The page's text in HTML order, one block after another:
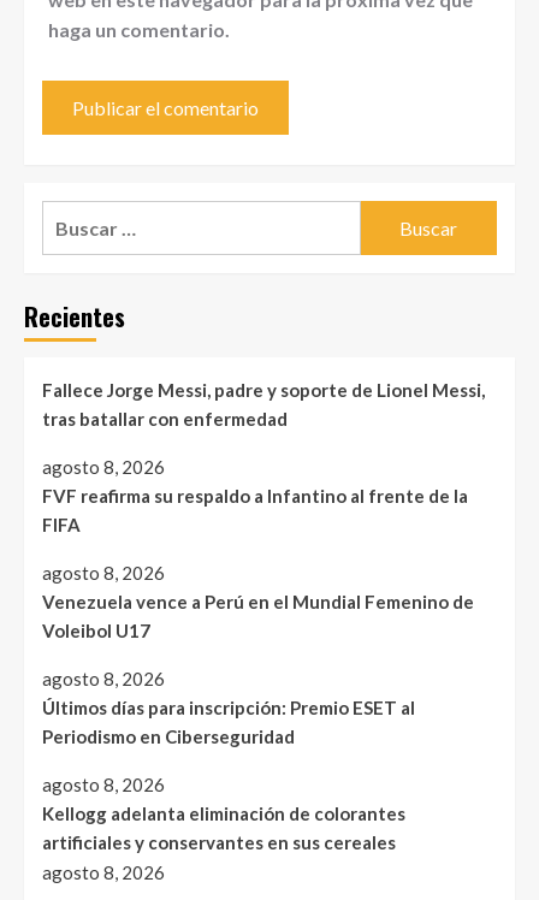
haga un comentario.
Recientes
Fallece Jorge Messi, padre y soporte de Lionel Messi,
tras batallar con enfermedad
agosto 8, 2026
FVF reafirma su respaldo a Infantino al frente de la
FIFA
agosto 8, 2026
Venezuela vence a Perú en el Mundial Femenino de
Voleibol U17
agosto 8, 2026
Últimos días para inscripción: Premio ESET al
Periodismo en Ciberseguridad
agosto 8, 2026
Kellogg adelanta eliminación de colorantes
artificiales y conservantes en sus cereales
agosto 8, 2026